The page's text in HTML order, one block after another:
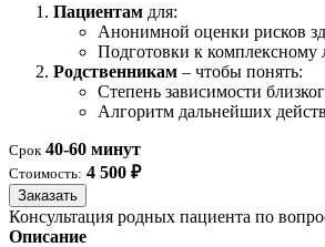
Пациентам для:
Анонимной оценки рисков
Подготовки к комплексному
Родственникам – чтобы понять:
Степень зависимости
Алгоритм дальнейших
Срок 40-60 минут
Стоимость: 4 500 ₽
Заказать
Консультация родных пациента по
Описание